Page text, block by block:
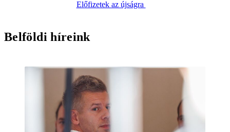
Előfizetek az újságra
Belföldi híreink